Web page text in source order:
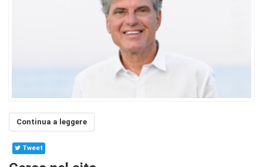
Continua a leggere
Tweet